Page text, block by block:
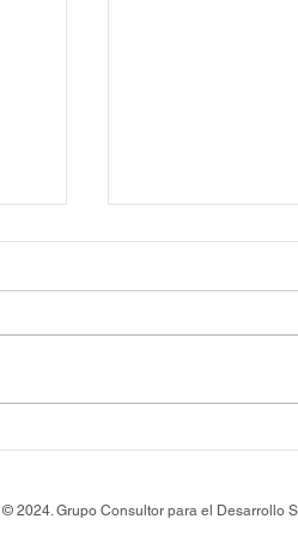
convergencia.
© 2024. Grupo Consultor para el Desarrollo